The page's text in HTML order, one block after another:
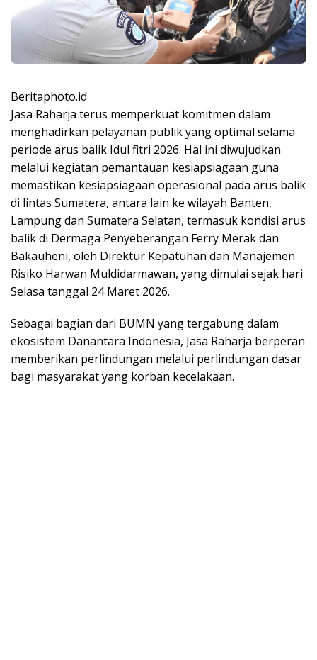
Beritaphoto.id
Jasa Raharja terus memperkuat komitmen dalam
menghadirkan pelayanan publik yang optimal selama
periode arus balik Idul fitri 2026. Hal ini diwujudkan
melalui kegiatan pemantauan kesiapsiagaan guna
memastikan kesiapsiagaan operasional pada arus balik
di lintas Sumatera, antara lain ke wilayah Banten,
Lampung dan Sumatera Selatan, termasuk kondisi arus
balik di Dermaga Penyeberangan Ferry Merak dan
Bakauheni, oleh Direktur Kepatuhan dan Manajemen
Risiko Harwan Muldidarmawan, yang dimulai sejak hari
Selasa tanggal 24 Maret 2026.
Sebagai bagian dari BUMN yang tergabung dalam
ekosistem Danantara Indonesia, Jasa Raharja berperan
memberikan perlindungan melalui perlindungan dasar
bagi masyarakat yang korban kecelakaan.